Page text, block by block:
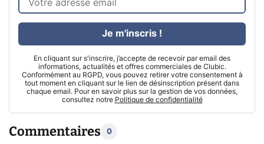
En cliquant sur s'inscrire, j’accepte de recevoir par email des
informations, actualités et offres commerciales de Clubic.
Conformément au RGPD, vous pouvez retirer votre consentement à
tout moment en cliquant sur le lien de désinscription présent dans
chaque email. Pour en savoir plus sur la gestion de vos données,
consultez notre Politique de confidentialité
Je m'inscris !
Commentaires 0